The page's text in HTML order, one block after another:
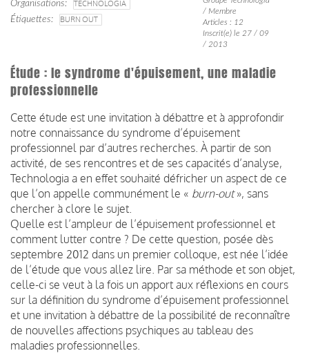
Organisations
TECHNOLOGIA
Étiquettes
BURN OUT
/ Membre
Articles : 12
Inscrit(e) le 27 / 09
/ 2013
Étude : le syndrome d'épuisement, une maladie
professionnelle
Cette étude est une invitation à débattre et à approfondir
notre connaissance du syndrome d’épuisement
professionnel par d’autres recherches. À partir de son
activité, de ses rencontres et de ses capacités d’analyse,
Technologia a en effet souhaité défricher un aspect de ce
que l’on appelle communément le « burn-out», sans
chercher à clore le sujet.
Quelle est l’ampleur de l’épuisement professionnel et
comment lutter contre ? De cette question, posée dès
septembre 2012 dans un premier colloque, est née l’idée
de l’étude que vous allez lire. Par sa méthode et son objet,
celle-ci se veut à la fois un apport aux réflexions en cours
sur la définition du syndrome d’épuisement professionnel
et une invitation à débattre de la possibilité de reconnaître
de nouvelles affections psychiques au tableau des
maladies professionnelles.